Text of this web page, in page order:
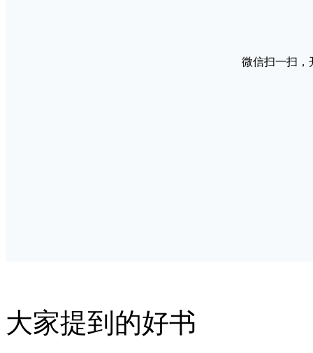
微信扫一扫，
大家提到的好书